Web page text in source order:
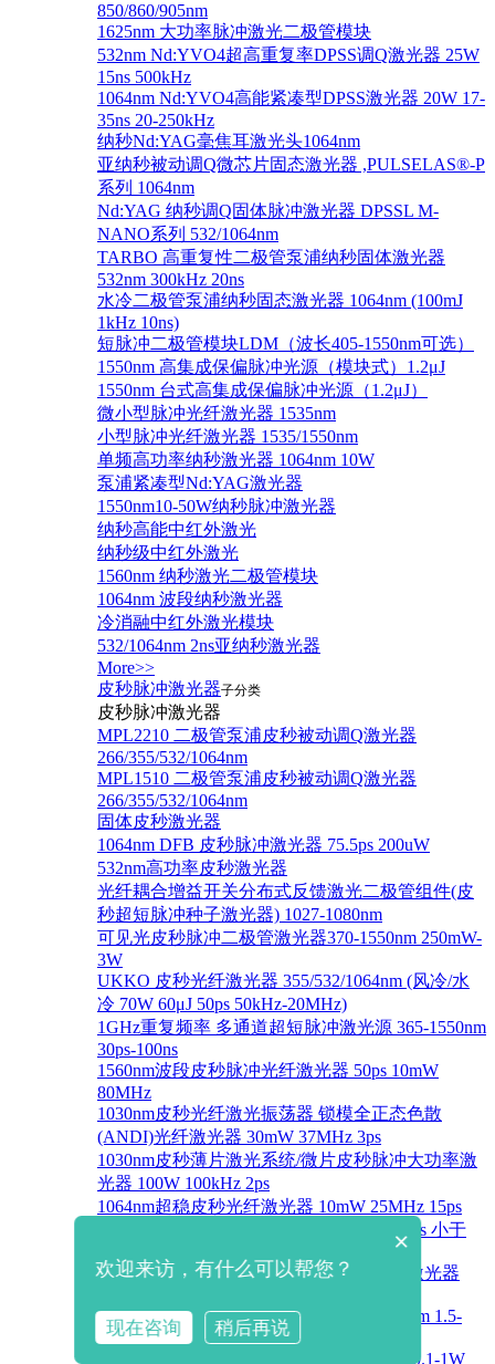
850/860/905nm
1625nm 大功率脉冲激光二极管模块
532nm Nd:YVO4超高重复率DPSS调Q激光器 25W
15ns 500kHz
1064nm Nd:YVO4高能紧凑型DPSS激光器 20W 17-
35ns 20-250kHz
纳秒Nd:YAG毫焦耳激光头1064nm
亚纳秒被动调Q微芯片固态激光器 ,PULSELAS®-P
系列 1064nm
Nd:YAG 纳秒调Q固体脉冲激光器 DPSSL M-
NANO系列 532/1064nm
TARBO 高重复性二极管泵浦纳秒固体激光器
532nm 300kHz 20ns
水冷二极管泵浦纳秒固态激光器 1064nm (100mJ
1kHz 10ns)
短脉冲二极管模块LDM（波长405-1550nm可选）
1550nm 高集成保偏脉冲光源（模块式）1.2μJ
1550nm 台式高集成保偏脉冲光源（1.2μJ）
微小型脉冲光纤激光器 1535nm
小型脉冲光纤激光器 1535/1550nm
单频高功率纳秒激光器 1064nm 10W
泵浦紧凑型Nd:YAG激光器
1550nm10-50W纳秒脉冲激光器
纳秒高能中红外激光
纳秒级中红外激光
1560nm 纳秒激光二极管模块
1064nm 波段纳秒激光器
冷消融中红外激光模块
532/1064nm 2ns亚纳秒激光器
More>>
皮秒脉冲激光器子分类
皮秒脉冲激光器
​MPL2210 二极管泵浦皮秒被动调Q激光器
266/355/532/1064nm
MPL1510 二极管泵浦皮秒被动调Q激光器
266/355/532/1064nm
固体皮秒激光器
1064nm DFB 皮秒脉冲激光器 75.5ps 200uW
532nm高功率皮秒激光器
光纤耦合增益开关分布式反馈激光二极管组件(皮
秒超短脉冲种子激光器) 1027-1080nm
可见光皮秒脉冲二极管激光器370-1550nm 250mW-
3W
UKKO 皮秒光纤激光器 355/532/1064nm (风冷/水
冷 70W 60μJ 50ps 50kHz-20MHz)
1GHz重复频率 多通道超短脉冲激光源 365-1550nm
30ps-100ns
1560nm波段皮秒脉冲光纤激光器 50ps 10mW
80MHz
1030nm皮秒光纤激光振荡器 锁模全正态色散
(ANDI)光纤激光器 30mW 37MHz 3ps
1030nm皮秒薄片激光系统/微片皮秒脉冲大功率激
光器 100W 100kHz 2ps
1064nm超稳皮秒光纤激光器 10mW 25MHz 15ps
266/355/532nm 皮秒混合激光器 4-30W 15ps 小于
4ps Nd:VAN皮秒锁模激光器 钒酸盐固态激光器
窄谱Yb掺镱皮秒多功率激光器1030-1045nm 1.5-
3W 1-1.5ps
5ps Nd:YLF皮秒锁模激光器1053/1046nm 0.1-1W
×
欢迎来访，有什么可以帮您？
现在咨询 稍后再说